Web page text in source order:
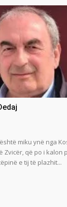
miku ynë nga
Zvicër, që po i kalon
e tij të plazhit...